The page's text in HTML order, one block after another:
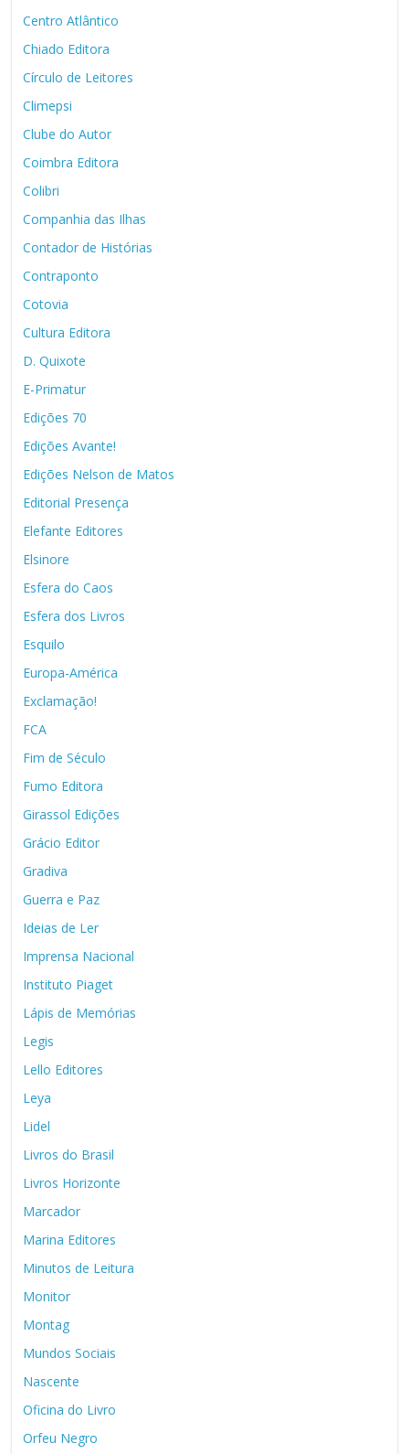
Centro Atlântico
Chiado Editora
Círculo de Leitores
Climepsi
Clube do Autor
Coimbra Editora
Colibri
Companhia das Ilhas
Contador de Histórias
Contraponto
Cotovia
Cultura Editora
D. Quixote
E-Primatur
Edições 70
Edições Avante!
Edições Nelson de Matos
Editorial Presença
Elefante Editores
Elsinore
Esfera do Caos
Esfera dos Livros
Esquilo
Europa-América
Exclamação!
FCA
Fim de Século
Fumo Editora
Girassol Edições
Grácio Editor
Gradiva
Guerra e Paz
Ideias de Ler
Imprensa Nacional
Instituto Piaget
Lápis de Memórias
Legis
Lello Editores
Leya
Lidel
Livros do Brasil
Livros Horizonte
Marcador
Marina Editores
Minutos de Leitura
Monitor
Montag
Mundos Sociais
Nascente
Oficina do Livro
Orfeu Negro